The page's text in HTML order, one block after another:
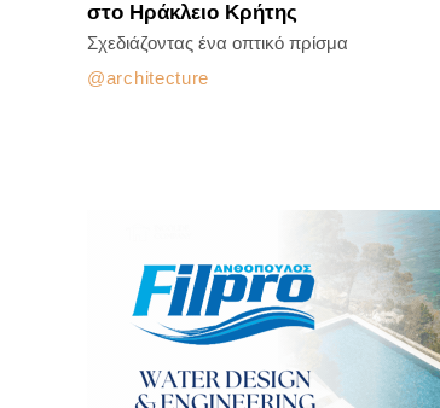
στο Ηράκλειο Κρήτης
architecture
Σχεδιάζοντας ένα οπτικό πρίσμα